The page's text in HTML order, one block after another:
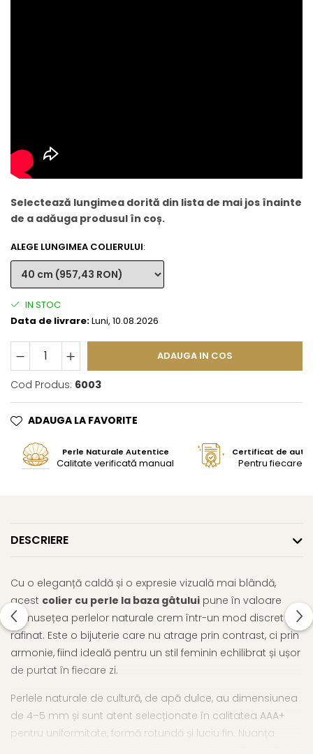
Selectează lungimea dorită din lista de mai jos înainte
de a adăuga produsul în coș.
ALEGE LUNGIMEA COLIERULUI:
IN STOC
Data de livrare:Luni, 10.08.2026
ADAUGA IN COS
Cod Produs: 6003
ADAUGA LA FAVORITE
Perle Naturale Autentice
Calitate verificată manual
Certificat de
Pentru fiecare
DESCRIERE
Cu o eleganță caldă și o expresie vizuală mai blândă,
acest colier cu perle la baza gâtului pune în valoare
frumusețea perlelor naturale crem într-un mod discret și
rafinat. Este o bijuterie care nu atrage prin contrast, ci prin
armonie, fiind ideală pentru un stil feminin echilibrat și ușor
de purtat în fiecare zi.
Perlele naturale de cultură, de apă dulce, au dimensiunea
de 4–5 mm și sunt atent selecționate în calitatea AAA+
pentru uniformitate, formă rotundă și luciu fin. Nuanța